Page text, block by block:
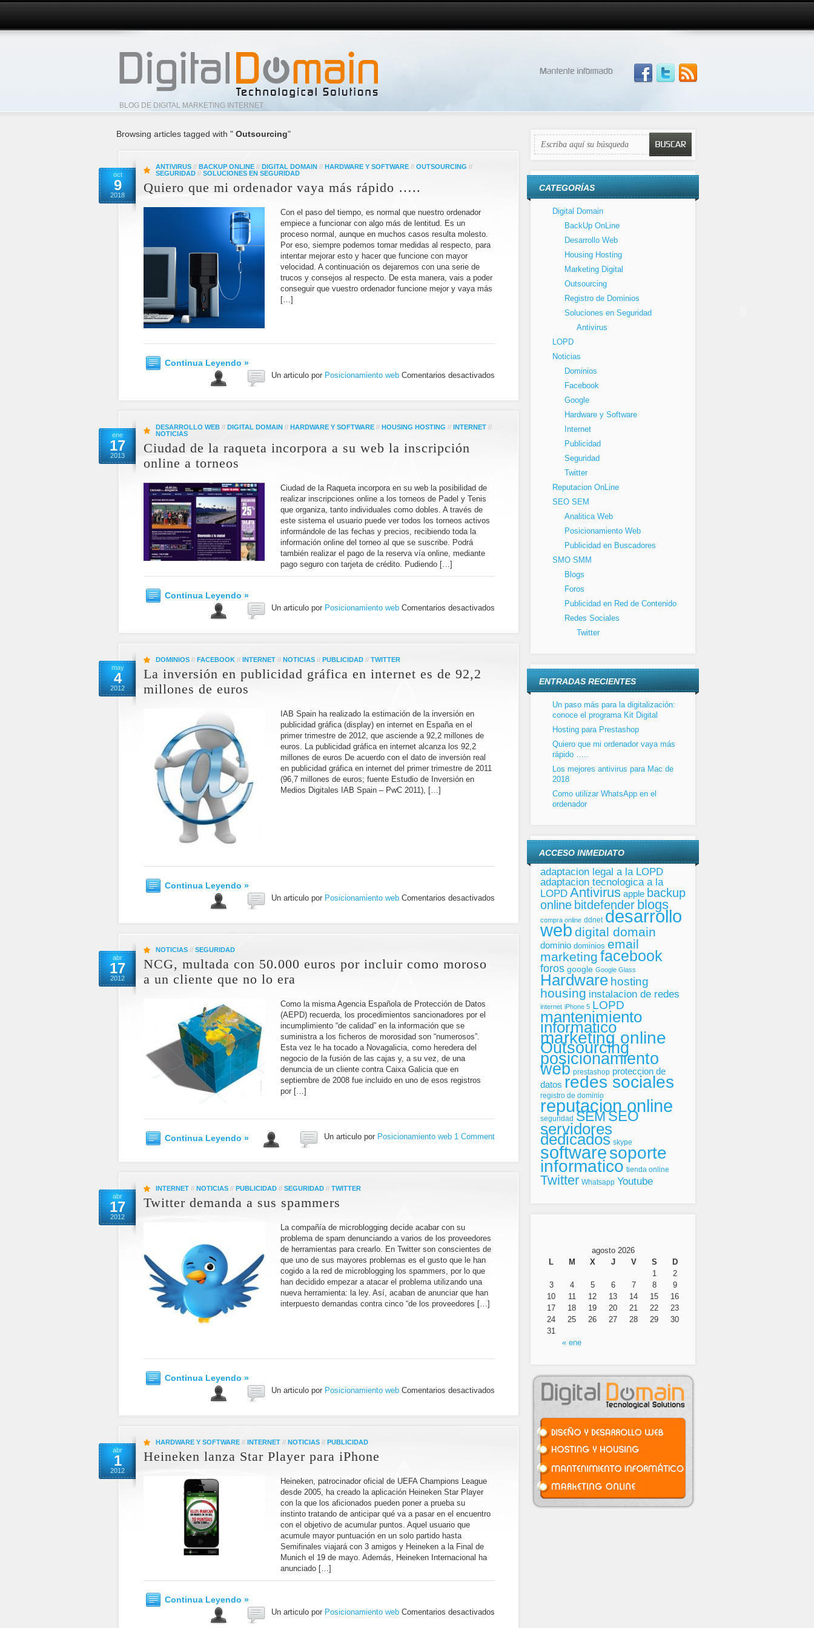
BLOG DE DIGITAL MARKETING INTERNET
Browsing articles tagged with " Outsourcing"
oct
9
2018
ANTIVIRUS // BACKUP ONLINE // DIGITAL DOMAIN // HARDWARE Y SOFTWARE // OUTSOURCING //
SEGURIDAD // SOLUCIONES EN SEGURIDAD
Quiero que mi ordenador vaya más rápido …..
Con el paso del tiempo, es normal que nuestro ordenador
empiece a funcionar con algo más de lentitud. Es un
proceso normal, aunque en muchos casos resulta molesto.
Por eso, siempre podemos tomar medidas al respecto, para
intentar mejorar esto y hacer que funcione con mayor
velocidad. A continuación os dejaremos con una serie de
trucos y consejos al respecto. De esta manera, vais a poder
conseguir que vuestro ordenador funcione mejor y vaya más
[…]
Continua Leyendo »
Un articulo por Posicionamiento web Comentarios desactivados
ene
17
2013
DESARROLLO WEB // DIGITAL DOMAIN // HARDWARE Y SOFTWARE // HOUSING HOSTING // INTERNET //
NOTICIAS
Ciudad de la raqueta incorpora a su web la inscripción
online a torneos
Ciudad de la Raqueta incorpora en su web la posibilidad de
realizar inscripciones online a los torneos de Padel y Tenis
que organiza, tanto individuales como dobles. A través de
este sistema el usuario puede ver todos los torneos activos
informándole de las fechas y precios, recibiendo toda la
información online del torneo al que se suscribe. Podrá
también realizar el pago de la reserva vía online, mediante
pago seguro con tarjeta de crédito. Pudiendo […]
Continua Leyendo »
Un articulo por Posicionamiento web Comentarios desactivados
may
4
2012
DOMINIOS // FACEBOOK // INTERNET // NOTICIAS // PUBLICIDAD // TWITTER
La inversión en publicidad gráfica en internet es de 92,2
millones de euros
IAB Spain ha realizado la estimación de la inversión en
publicidad gráfica (display) en internet en España en el
primer trimestre de 2012, que asciende a 92,2 millones de
euros. La publicidad gráfica en internet alcanza los 92,2
millones de euros De acuerdo con el dato de inversión real
en publicidad gráfica en internet del primer trimestre de 2011
(96,7 millones de euros; fuente Estudio de Inversión en
Medios Digitales IAB Spain – PwC 2011), […]
Continua Leyendo »
Un articulo por Posicionamiento web Comentarios desactivados
abr
17
2012
NOTICIAS // SEGURIDAD
NCG, multada con 50.000 euros por incluir como moroso
a un cliente que no lo era
Como la misma Agencia Española de Protección de Datos
(AEPD) recuerda, los procedimientos sancionadores por el
incumplimiento “de calidad” en la información que se
suministra a los ficheros de morosidad son “numerosos”.
Esta vez le ha tocado a Novagalicia, como heredera del
negocio de la fusión de las cajas y, a su vez, de una
denuncia de un cliente contra Caixa Galicia que en
septiembre de 2008 fue incluido en uno de esos registros
por […]
Continua Leyendo » Un articulo por Posicionamiento web 1 Comment
abr
17
2012
INTERNET // NOTICIAS // PUBLICIDAD // SEGURIDAD // TWITTER
Twitter demanda a sus spammers
La compañía de microblogging decide acabar con su
problema de spam denunciando a varios de los proveedores
de herramientas para crearlo. En Twitter son conscientes de
que uno de sus mayores problemas es el gusto que le han
cogido a la red de microblogging los spammers, por lo que
han decidido empezar a atacar el problema utilizando una
nueva herramienta: la ley. Así, acaban de anunciar que han
interpuesto demandas contra cinco “de los proveedores […]
Continua Leyendo »
Un articulo por Posicionamiento web Comentarios desactivados
abr
1
2012
HARDWARE Y SOFTWARE // INTERNET // NOTICIAS // PUBLICIDAD
Heineken lanza Star Player para iPhone
Heineken, patrocinador oficial de UEFA Champions League
desde 2005, ha creado la aplicación Heineken Star Player
con la que los aficionados pueden poner a prueba su
instinto tratando de anticipar qué va a pasar en el encuentro
con el objetivo de acumular puntos. Aquel usuario que
acumule mayor puntuación en un solo partido hasta
Semifinales viajará con 3 amigos y Heineken a la Final de
Munich el 19 de mayo. Además, Heineken Internacional ha
anunciado […]
Continua Leyendo »
Un articulo por Posicionamiento web Comentarios desactivados
CATEGORÍAS
Digital Domain
BackUp OnLine
Desarrollo Web
Housing Hosting
Marketing Digital
Outsourcing
Registro de Dominios
Soluciones en Seguridad
Antivirus
LOPD
Noticias
Dominios
Facebook
Google
Hardware y Software
Internet
Publicidad
Seguridad
Twitter
Reputacion OnLine
SEO SEM
Analitica Web
Posicionamiento Web
Publicidad en Buscadores
SMO SMM
Blogs
Foros
Publicidad en Red de Contenido
Redes Sociales
Twitter
ENTRADAS RECIENTES
Un paso más para la digitalización:
conoce el programa Kit Digital
Hosting para Prestashop
Quiero que mi ordenador vaya más
rápido …..
Los mejores antivirus para Mac de
2018
Como utilizar WhatsApp en el
ordenador
ACCESO INMEDIATO
adaptacion legal a la LOPD
adaptacion tecnologica a la
LOPD Antivirus apple backup
online bitdefender blogs
compra online ddnet desarrollo
web digital domain
dominio dominios email
marketing facebook
foros google Google Glass
Hardware hosting
housing instalacion de redes
internet iPhone 5 LOPD
mantenimiento
informatico
marketing online
Outsourcing
posicionamiento
web prestashop proteccion de
datos redes sociales
registro de dominio
reputacion online
seguridad SEMSEO
servidores
dedicados skype
softwaresoporte
informatico tienda online
Twitter Whatsapp Youtube
agosto 2026
L
M X J V S D
« ene
1
2
3
4 5 6 7 8
9
10
11 12 13 14 15
16
17
18 19 20 21 22
23
24
25 26 27 28 29
30
31